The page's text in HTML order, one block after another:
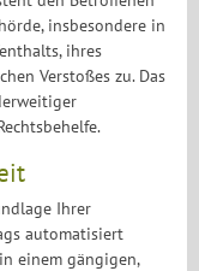
insbesondere in
ihres
Verstoßes zu. Das
Ihrer
automatisiert
einem gängigen,